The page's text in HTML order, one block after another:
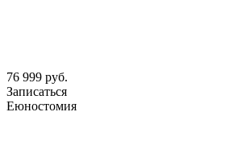
76 999 руб.
Записаться
Еюностомия